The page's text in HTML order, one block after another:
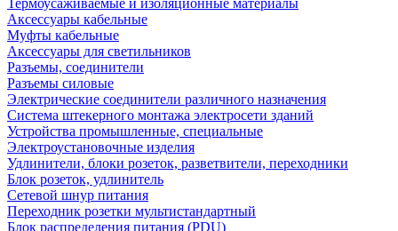
Термоусаживаемые и изоляционные материалы
Аксессуары кабельные
Муфты кабельные
Аксессуары для светильников
Разъемы, соединители
Разъемы силовые
Электрические соединители различного назначения
Система штекерного монтажа электросети зданий
Устройства промышленные, специальные
Электроустановочные изделия
Удлинители, блоки розеток, разветвители, переходники
Блок розеток, удлинитель
Сетевой шнур питания
Переходник розетки мультистандартный
Блок распределения питания (PDU)